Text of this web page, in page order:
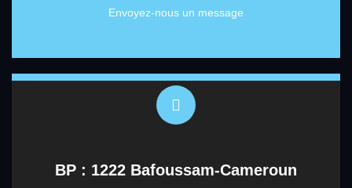
Envoyez-nous un message
BP : 1222 Bafoussam-Cameroun